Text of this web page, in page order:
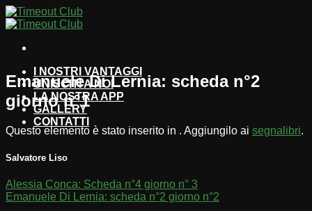
Salta
ai
I NOSTRI VANTAGGI
UNISCITI A NOI
LA NOSTRA APP
GALLERY
CONTATTI
Emanuele Di Lernia: scheda n°2
giorno n°1
Questo elemento è stato inserito in . Aggiungilo ai segnalibri.
Salvatore Liso
Alessia Conca: Scheda n°4 giorno n° 3
Emanuele Di Lernia: scheda n°2 giorno n°2